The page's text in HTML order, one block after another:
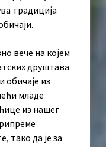
традиција
вече на којем
друштава
обичаје из
младе
из нашег
тако да је за